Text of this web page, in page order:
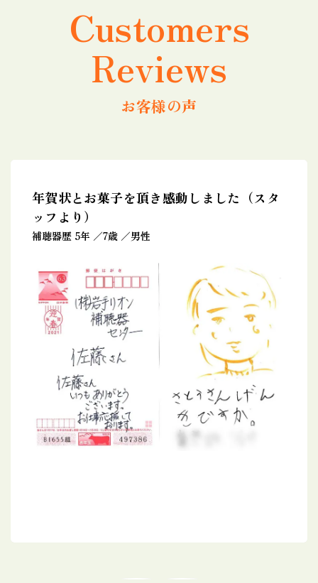
Customers
Reviews
お客様の声
年賀状とお菓子を頂き感動しました（スタ
ッフより）
補聴器歴 5年 7歳 男性